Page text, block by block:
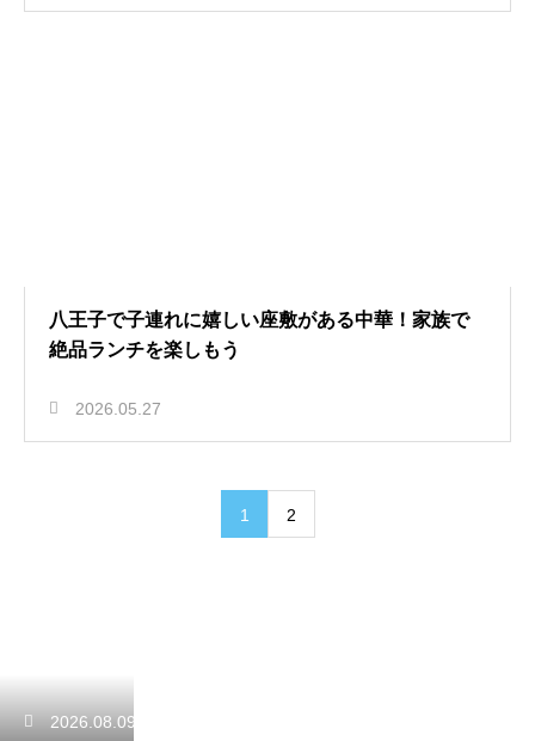
八王子で子連れに嬉しい座敷がある中華！家族で
絶品ランチを楽しもう
2026.05.27
1 2
2026.08.09